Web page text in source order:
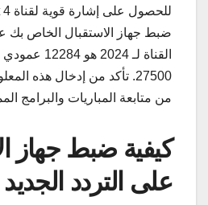
ضبط جهاز الاستقبال الخاص بك
27500. تأكد من إدخال هذه
من متابعة المباريات والبرامج
كيفية ضبط جهاز
على التردد الجديد